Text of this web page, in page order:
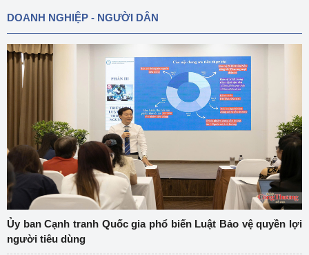
DOANH NGHIỆP - NGƯỜI DÂN
Ủy ban Cạnh tranh Quốc gia phổ biến Luật Bảo vệ quyền lợi
người tiêu dùng